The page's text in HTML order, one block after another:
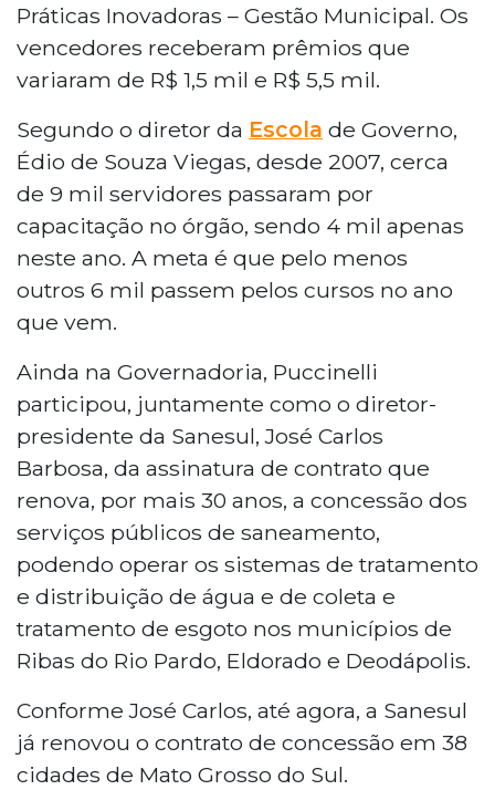
Práticas Inovadoras – Gestão Municipal. Os
vencedores receberam prêmios que
variaram de R$ 1,5 mil e R$ 5,5 mil.
Segundo o diretor da Escola de Governo,
Édio de Souza Viegas, desde 2007, cerca
de 9 mil servidores passaram por
capacitação no órgão, sendo 4 mil apenas
neste ano. A meta é que pelo menos
outros 6 mil passem pelos cursos no ano
que vem.
Ainda na Governadoria, Puccinelli
participou, juntamente como o diretor-
presidente da Sanesul, José Carlos
Barbosa, da assinatura de contrato que
renova, por mais 30 anos, a concessão dos
serviços públicos de saneamento,
podendo operar os sistemas de tratamento
e distribuição de água e de coleta e
tratamento de esgoto nos municípios de
Ribas do Rio Pardo, Eldorado e Deodápolis.
Conforme José Carlos, até agora, a Sanesul
já renovou o contrato de concessão em 38
cidades de Mato Grosso do Sul.